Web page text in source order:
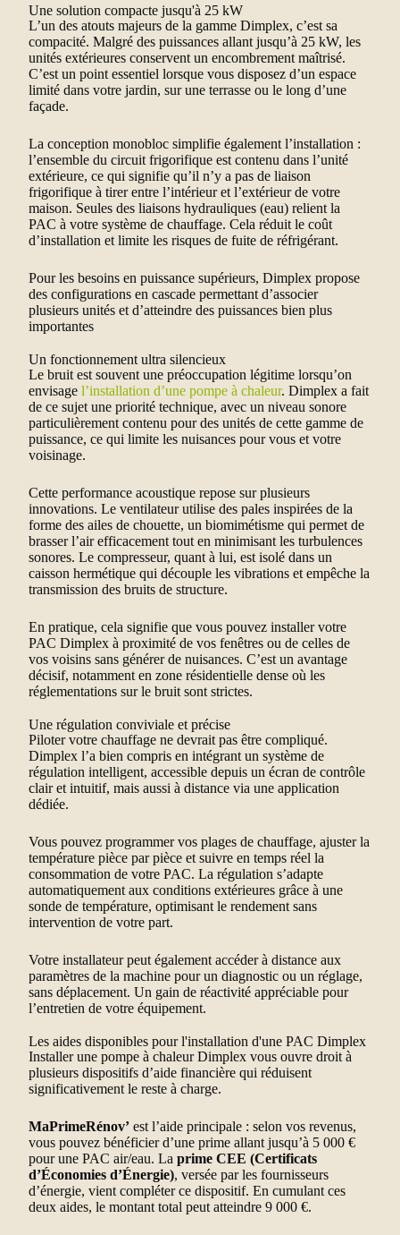
Une solution compacte jusqu'à 25 kW
L’un des atouts majeurs de la gamme Dimplex, c’est sa
compacité. Malgré des puissances allant jusqu’à 25 kW, les
unités extérieures conservent un encombrement maîtrisé.
C’est un point essentiel lorsque vous disposez d’un espace
limité dans votre jardin, sur une terrasse ou le long d’une
façade.
La conception monobloc simplifie également l’installation :
l’ensemble du circuit frigorifique est contenu dans l’unité
extérieure, ce qui signifie qu’il n’y a pas de liaison
frigorifique à tirer entre l’intérieur et l’extérieur de votre
maison. Seules des liaisons hydrauliques (eau) relient la
PAC à votre système de chauffage. Cela réduit le coût
d’installation et limite les risques de fuite de réfrigérant.
Pour les besoins en puissance supérieurs, Dimplex propose
des configurations en cascade permettant d’associer
plusieurs unités et d’atteindre des puissances bien plus
importantes
Un fonctionnement ultra silencieux
Le bruit est souvent une préoccupation légitime lorsqu’on
envisagel’installation d’une pompe à chaleur. Dimplex a fait
de ce sujet une priorité technique, avec un niveau sonore
particulièrement contenu pour des unités de cette gamme de
puissance, ce qui limite les nuisances pour vous et votre
voisinage.
Cette performance acoustique repose sur plusieurs
innovations. Le ventilateur utilise des pales inspirées de la
forme des ailes de chouette, un biomimétisme qui permet de
brasser l’air efficacement tout en minimisant les turbulences
sonores. Le compresseur, quant à lui, est isolé dans un
caisson hermétique qui découple les vibrations et empêche la
transmission des bruits de structure.
En pratique, cela signifie que vous pouvez installer votre
PAC Dimplex à proximité de vos fenêtres ou de celles de
vos voisins sans générer de nuisances. C’est un avantage
décisif, notamment en zone résidentielle dense où les
réglementations sur le bruit sont strictes.
Une régulation conviviale et précise
Piloter votre chauffage ne devrait pas être compliqué.
Dimplex l’a bien compris en intégrant un système de
régulation intelligent, accessible depuis un écran de contrôle
clair et intuitif, mais aussi à distance via une application
dédiée.
Vous pouvez programmer vos plages de chauffage, ajuster la
température pièce par pièce et suivre en temps réel la
consommation de votre PAC. La régulation s’adapte
automatiquement aux conditions extérieures grâce à une
sonde de température, optimisant le rendement sans
intervention de votre part.
Votre installateur peut également accéder à distance aux
paramètres de la machine pour un diagnostic ou un réglage,
sans déplacement. Un gain de réactivité appréciable pour
l’entretien de votre équipement.
Les aides disponibles pour l'installation d'une PAC Dimplex
Installer une pompe à chaleur Dimplex vous ouvre droit à
plusieurs dispositifs d’aide financière qui réduisent
significativement le reste à charge.
MaPrimeRénov’ est l’aide principale : selon vos revenus,
vous pouvez bénéficier d’une prime allant jusqu’à 5 000 €
pour une PAC air/eau. Laprime CEE (Certificats
d’Économies d’Énergie), versée par les fournisseurs
d’énergie, vient compléter ce dispositif. En cumulant ces
deux aides, le montant total peut atteindre 9 000 €.